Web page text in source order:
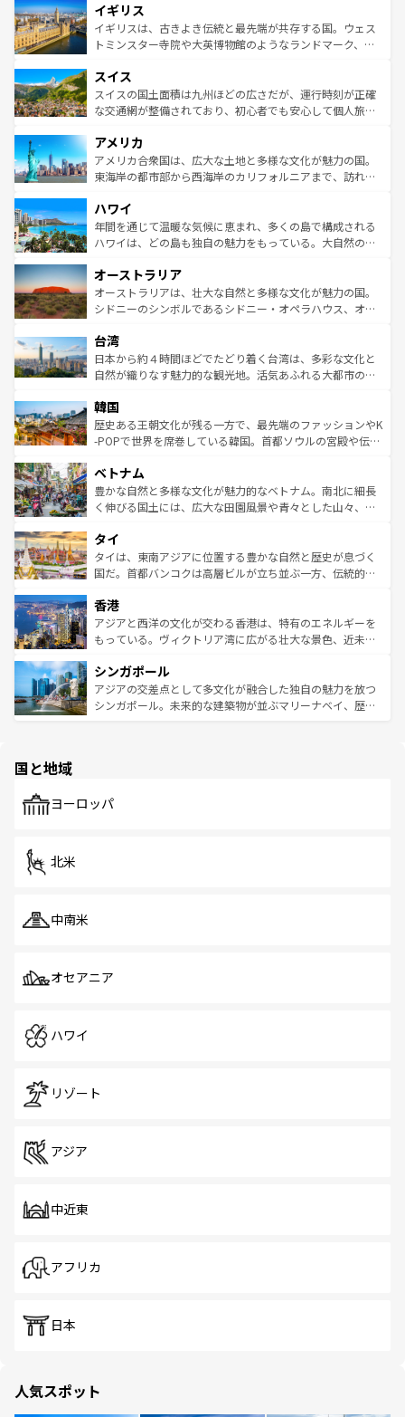
いる。シャンパンの発祥地であるランス、プロヴァンスの
香り高いラベンダー畑など、多彩な楽しみ方が可能だ。さ
らに、パリ以外の地域にも魅力が溢れており、どの街角に
れる地方に足を運ぶとそれぞれで全く異なる文化を体験で
きるだろう。 なお、新着のフランス情報はコンテンツ一覧
を参照してほしい。
顔を持つこの国は、どこを歩いても飽きることがない。ベ
ルリンの文化的活気、バイエルン州のアルプスの絶景、そ
してライン川沿いのワイン畑といった風景は必見。ビール
は、お酒好きな人にはぜひ体験してほしい。 なお、新着の
ドイツ情報はコンテンツ一覧を参照してほしい。
イギリス
イギリスは、古きよき伝統と最先端が共存する国。ウェス
トミンスター寺院や大英博物館のようなランドマーク、歴
リアごとに異なる魅力がある。また、優雅なアフタヌーン
ティー、ビール好きにはたまらない英国パブ、サッカー観
戦など、本場だからこそできる体験も豊富。イギリスを旅
ンツ一覧を参照してほしい。
スイス
スイスの国土面積は九州ほどの広さだが、運行時刻が正確
な交通網が整備されており、初心者でも安心して個人旅行
の建物がそのまま残る町や、スイスならではのユニークな
博物館もあり、アルプス観光だけでなく町歩きも満喫する
ことができる。国民の所得が高いため物価も高いが、旅行
ば市内交通費無料で観光を楽しむこともできる。 なお、新
着のスイス情報はコンテンツ一覧 を参照してほしい。
アメリカ
アメリカ合衆国は、広大な土地と多様な文化が魅力の国。
東海岸の都市部から西海岸のカリフォルニアまで、訪れる
のような巨大都市は、観光、ショッピング、エンターテイ
ンメントが詰まった刺激的なスポットだ。一方、アメリカ
西部には大自然が広がり、グランドキャニオンやイエロー
部のニューオーリンズでは、音楽と美食が融合した独特の
文化が魅力。旅行者はアメリカの各地域で異なる魅力を楽
しみながら、その多様性と豊かな歴史を感じることができ
ならではの贅沢な旅のスタイルだ。 なお、新着のアメリカ
情報はコンテンツ一覧を参照してほしい。
ハワイ
年間を通じて温暖な気候に恵まれ、多くの島で構成される
ハワイは、どの島も独自の魅力をもっている。大自然の神
ワイ島は見逃せない。また、定番の観光地といえばオアフ
島だが、静かな自然を求めるならマウイ島やカウアイ島が
おすすめ。エメラルドグリーンに輝く海をはじめ、豊かな
れるおもてなしの心で訪れる人々を迎えてくれるハワイの
人々、おいしいローカルフードやハワイアンミュージッ
ク、伝統的なフラダンスなど、すべてがハワイの魅力を彩
ワイを、存分に味わってほしい。 なお、新着のハワイ情報
はコンテンツ一覧を参照してほしい。
オーストラリア
オーストラリアは、壮大な自然と多様な文化が魅力の国。
シドニーのシンボルであるシドニー・オペラハウス、オー
リアリーフや大陸中央部にそびえるウルル（エアーズロッ
ク）、タスマニアの美しい原生林やケアンズの熱帯雨林な
ど、見どころがたくさん。また、カフェやワイン、オージ
いる。アクティビティも充実しており、サーフィンやダイ
ビング、ハイキングなど、アウトドア好きにはたまらな
い。オーストラリアの多彩な魅力を存分に味わいつくそ
参照してほしい。
台湾
日本から約４時間ほどでたどり着く台湾は、多彩な文化と
自然が織りなす魅力的な観光地。活気あふれる大都市の台
ン）、静ひつな山岳地帯である台湾東部など、都市の喧騒
と山間の静けさが共存しており、訪れる人に新しい発見と
驚きをもたらしてくれる。また、奥深い台湾の食文化も魅
容にもいいと評判のスイーツなど、バラエティ豊かな料理
が味わえる。 なお、新着の台湾情報は コンテンツ一覧を参
照してほしい。
韓国
歴史ある王朝文化が残る一方で、最先端のファッションやK
-POPで世界を席巻している韓国。首都ソウルの宮殿や伝統
き、地方に足を延ばせば四季折々の自然美を楽しむことが
できる。そして、キムチや焼肉、絶品のストリートフード
まで、さまざまな韓国料理が待っている。夜には、韓国な
リティに包まれながら、韓国の多彩な魅力を心ゆくまで味
わってみてほしい。 なお、新着の韓国情報はコンテンツ一
覧を参照してほしい。
ベトナム
豊かな自然と多様な文化が魅力的なベトナム。南北に細長
く伸びる国土には、広大な田園風景や青々とした山々、世
急速な発展と共に伝統が息づく。ハノイの古い町並みやホ
ーチミン市のフランス統治時代の建物も、独特の雰囲気を
醸し出している。また、バラエティの豊かさとおいしさで
とつ。フォーやバインミー、ベトナムコーヒーなどは、ぜ
ひ現地で味わいたい。どの地域を訪れてもあたたかい人々
が旅行者を迎えてくれるので、きっと忘れられない旅にな
参照してほしい。
タイ
タイは、東南アジアに位置する豊かな自然と歴史が息づく
国だ。首都バンコクは高層ビルが立ち並ぶ一方、伝統的な
の活気が交差している。北部ではチェンマイなどの山岳地
帯で自然と触れ合い、南部ではプーケットやクラビの美し
いビーチでリゾート気分を楽しむことができる。タイ料理
激する。気候は一年中温暖で、どの季節にも異なる楽しみ
が待っている。親しみやすいタイの人々、仏教を中心とし
た文化、そして多様な観光資源が、訪れる旅人を魅了し続
香港
アジアと西洋の文化が交わる香港は、特有のエネルギーを
もっている。ヴィクトリア湾に広がる壮大な景色、近未来
み、どこを訪れても感動するはず。観光スポットが密集し
ており、効率よく見どころを回れるのも魅力。息をのむよ
うな絶景から文化的な体験まで、香港を存分に楽しみ尽く
シンガポール
アジアの交差点として多文化が融合した独自の魅力を放つ
シンガポール。未来的な建築物が並ぶマリーナベイ、歴史
で、ホーカーズは地元の風情を楽しめる外せないスポット
国と地域
ヨーロッパ
北米
中南米
オセアニア
ハワイ
リゾート
アジア
中近東
アフリカ
日本
人気スポット